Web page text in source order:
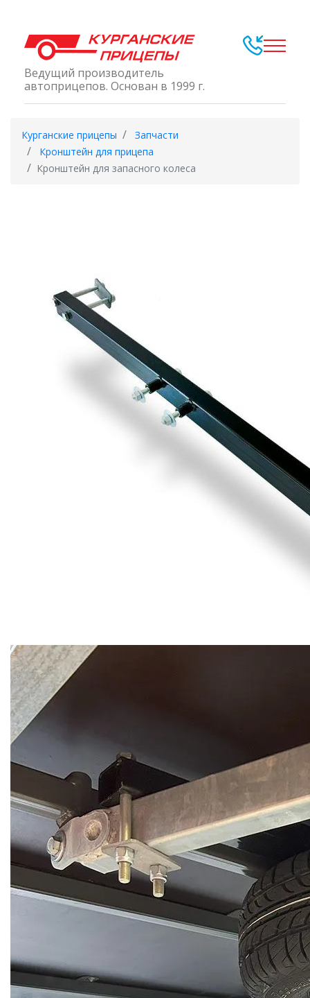
Ведущий производитель
автоприцепов. Основан в 1999 г.
Курганские прицепы
Запчасти
Кронштейн для прицепа
Кронштейн для запасного колеса